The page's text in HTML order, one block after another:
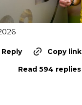
Reply
Copy link
Read 594 replies